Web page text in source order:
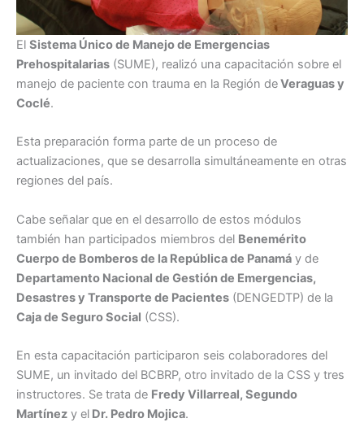
El Sistema Único de Manejo de Emergencias
Prehospitalarias (SUME), realizó una capacitación sobre el
manejo de paciente con trauma en la Región deVeraguas y
Coclé.
Esta preparación forma parte de un proceso de
actualizaciones, que se desarrolla simultáneamente en otras
regiones del país.
Cabe señalar que en el desarrollo de estos módulos
también han participados miembros del Benemérito
Cuerpo de Bomberos de la República de Panamá y de
Departamento Nacional de Gestión de Emergencias,
Desastres y Transporte de Pacientes (DENGEDTP) de la
Caja de Seguro Social (CSS).
En esta capacitación participaron seis colaboradores del
SUME, un invitado del BCBRP, otro invitado de la CSS y tres
instructores. Se trata de Fredy Villarreal, Segundo
Martínez y el Dr. Pedro Mojica.